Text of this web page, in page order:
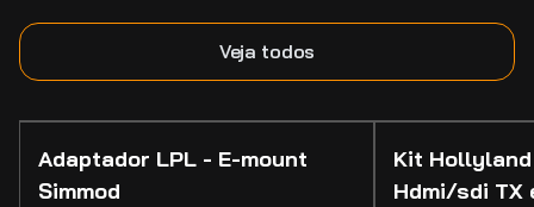
Veja todos
Adaptador LPL - E-mount
Simmod
Kit
Hdmi/sdi TX